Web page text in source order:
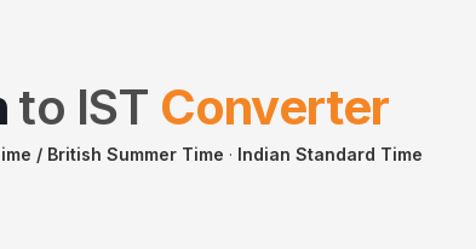
to IST Converter
/ British Summer Time · Indian Standard Time